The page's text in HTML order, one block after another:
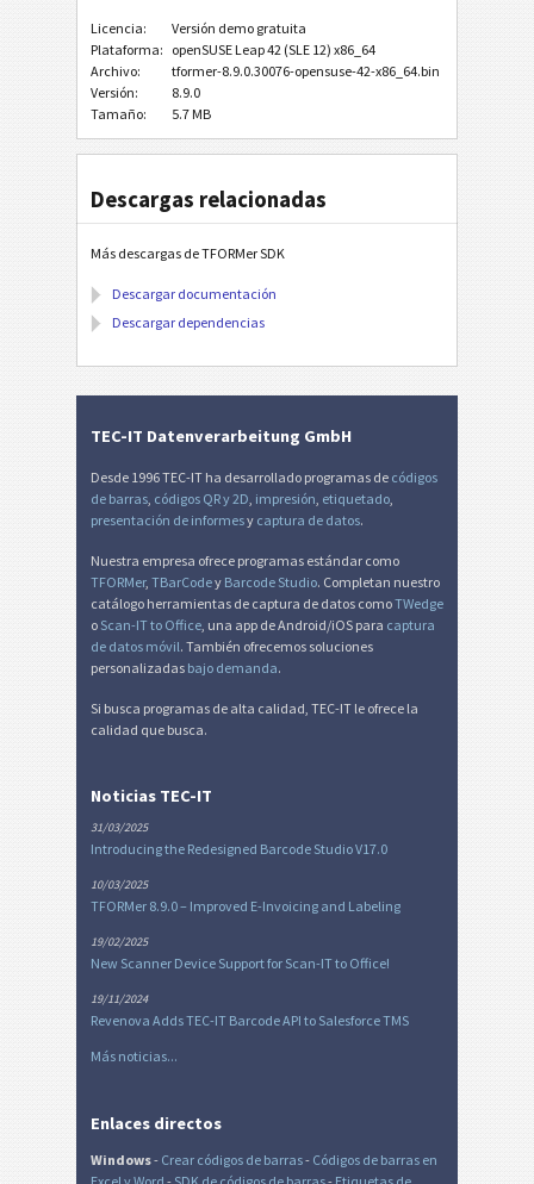
Licencia:
Versión demo gratuita
Plataforma: openSUSE Leap 42 (SLE 12) x86_64
Archivo:
tformer-8.9.0.30076-opensuse-42-x86_64.bin
Versión:
8.9.0
Tamaño:
5.7 MB
Descargas relacionadas
Más descargas de TFORMer SDK
Descargar documentación
Descargar dependencias
TEC-IT Datenverarbeitung GmbH
Desde 1996 TEC-IT ha desarrollado programas de códigos
de barras códigos QR y 2D impresión etiquetado
presentación de informesy captura de datos.
Nuestra empresa ofrece programas estándar como
TFORMer, TBarCodey Barcode Studio. Completan nuestro
catálogo herramientas de captura de datos comoTWedge
o Scan-IT to Office , una app de Android/iOS para captura
de datos móvil. También ofrecemos soluciones
personalizadas bajo demanda.
Si busca programas de alta calidad, TEC-IT le ofrece la
calidad que busca.
Noticias TEC-IT
31/03/2025
Introducing the Redesigned Barcode Studio V17.0
10/03/2025
TFORMer 8.9.0 – Improved E-Invoicing and Labeling
19/02/2025
New Scanner Device Support for Scan-IT to Office!
19/11/2024
Revenova Adds TEC-IT Barcode API to Salesforce TMS
Más noticias...
Enlaces directos
Windows- Crear códigos de barras- Códigos de barras en